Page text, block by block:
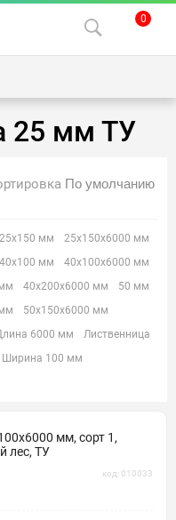
0
25 мм ТУ
25х150 мм
25х150х6000 мм
40х100 мм
40х100х6000 мм
40х200х6000 мм
50 мм
50х150х6000 мм
6000 мм
Лиственница
Ширина 100 мм
мм, сорт 1,
лес, ТУ
код: 010033